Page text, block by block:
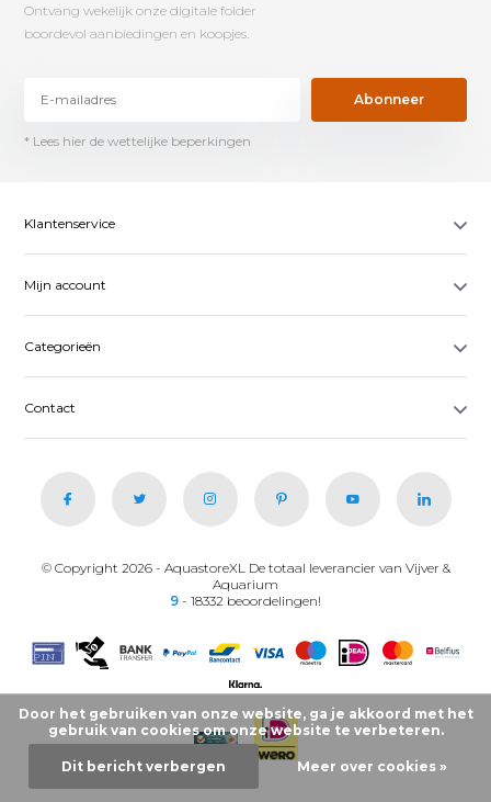
Ontvang wekelijk onze digitale folder
boordevol aanbiedingen en koopjes.
Abonneer
* Lees hier de wettelijke beperkingen
Klantenservice
Mijn account
Categorieën
Contact
© Copyright 2026 - AquastoreXL De totaal leverancier van Vijver &
Aquarium
9 - 18332 beoordelingen!
Door het gebruiken van onze website, ga je akkoord met het
gebruik van cookies om onze website te verbeteren.
Dit bericht verbergen Meer over cookies »